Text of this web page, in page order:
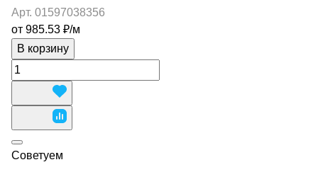
Арт. 01597038356
от 985.53 ₽/м
В корзину
Советуем